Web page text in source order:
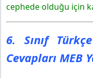
cephede olduğu için
6. Sınıf
Cevapları MEB